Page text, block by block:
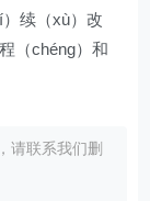
）续（xù）改
（chéng）和
请联系我们删